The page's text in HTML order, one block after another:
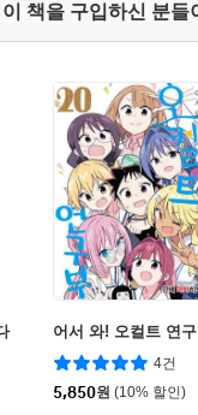
이 책을 구입하신 분들
어서 와! 오컬트 연
4건
5,850원 (10% 할인)